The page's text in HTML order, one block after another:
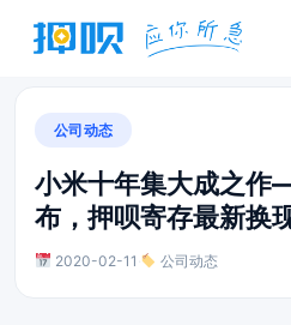
公司动态
小米十年集大成之
布，押呗寄存最新换
2020-02-11 公司动态